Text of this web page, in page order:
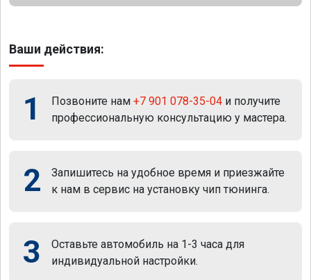
Ваши действия:
1 Позвоните нам +7 901 078-35-04 и получите
профессиональную консультацию у мастера.
2
Запишитесь на удобное время и приезжайте
к нам в сервис на установку чип тюнинга.
3
Оставьте автомобиль на 1-3 часа для
индивидуальной настройки.